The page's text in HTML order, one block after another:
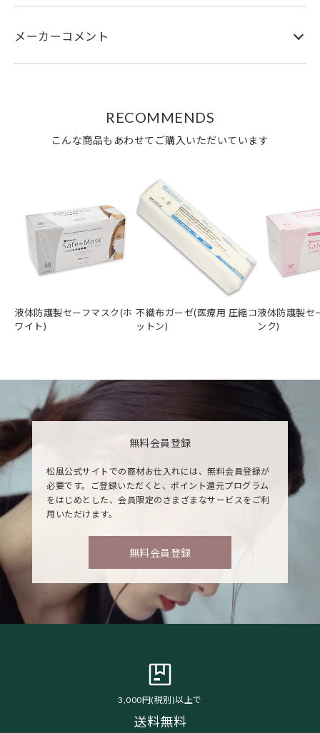
メーカーコメント
RECOMMENDS
こんな商品もあわせてご購入いただいています
液体防護製セーフマスク(ホ
ワイト)
不織布ガーゼ(医療用 圧縮コ
ットン)
液体防護製セ
ンク)
無料会員登録
松風公式サイトでの商材お仕入れには、無料会員登録が
必要です。ご登録いただくと、ポイント還元プログラム
をはじめとした、会員限定のさまざまなサービスをご利
用いただけます。
無料会員登録
3,000円(税別)以上で
送料無料